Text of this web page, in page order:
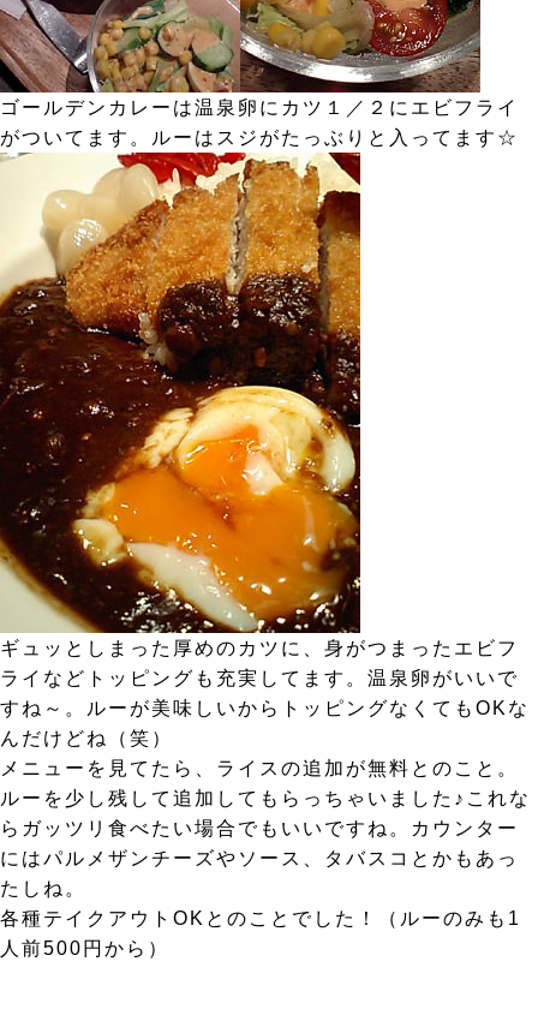
ゴールデンカレーは温泉卵にカツ１／２にエビフライ
がついてます。ルーはスジがたっぶりと入ってます☆
ギュッとしまった厚めのカツに、身がつまったエビフ
ライなどトッピングも充実してます。温泉卵がいいで
すね～。ルーが美味しいからトッピングなくてもOKな
んだけどね（笑）
メニューを見てたら、ライスの追加が無料とのこと。
ルーを少し残して追加してもらっちゃいました♪これな
らガッツリ食べたい場合でもいいですね。カウンター
にはパルメザンチーズやソース、タバスコとかもあっ
たしね。
各種テイクアウトOKとのことでした！（ルーのみも1
人前500円から）